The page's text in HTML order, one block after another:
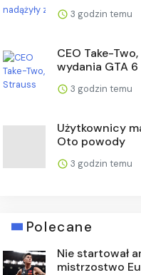
3 godzin temu
CEO Take-
wydania GTA 6
3 godzin temu
Użytkownicy
Oto powody
3 godzin temu
Polecane
Nie startował
mistrzostwo